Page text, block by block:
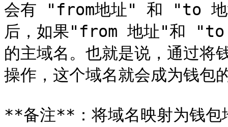
会有 "from地址" 和 "to
后，如果"from 地址"和 "to
的主域名。也就是说，通过
操作，这个域名就会成为钱包
**备注**：将域名映射为钱